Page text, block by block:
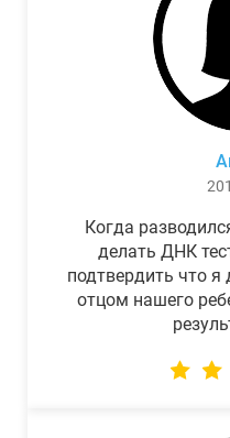
Когда
делать ДНК
подтвердить что я
отцом нашего